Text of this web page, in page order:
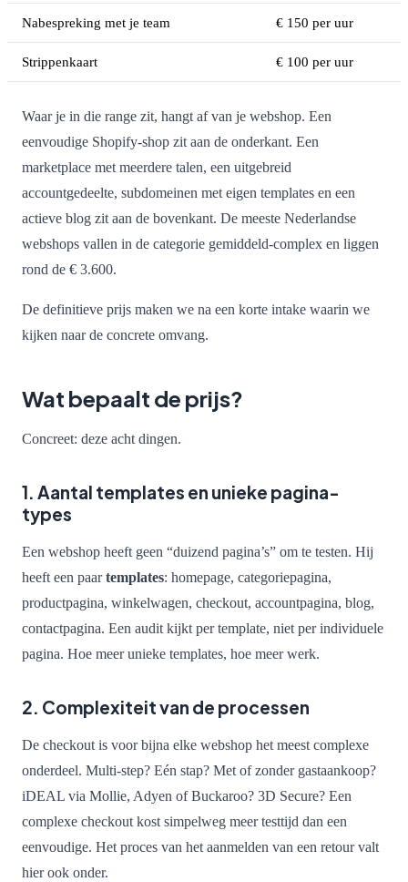
Nabespreking met je team € 150 per uur
Strippenkaart € 100 per uur
Waar je in die range zit, hangt af van je webshop. Een
eenvoudige Shopify-shop zit aan de onderkant. Een
marketplace met meerdere talen, een uitgebreid
accountgedeelte, subdomeinen met eigen templates en een
actieve blog zit aan de bovenkant. De meeste Nederlandse
webshops vallen in de categorie gemiddeld-complex en liggen
rond de € 3.600.
De definitieve prijs maken we na een korte intake waarin we
kijken naar de concrete omvang.
Wat bepaalt de prijs?
Concreet: deze acht dingen.
1. Aantal templates en unieke pagina-
types
Een webshop heeft geen “duizend pagina’s” om te testen. Hij
heeft een paartemplates: homepage, categoriepagina,
productpagina, winkelwagen, checkout, accountpagina, blog,
contactpagina. Een audit kijkt per template, niet per individuele
pagina. Hoe meer unieke templates, hoe meer werk.
2. Complexiteit van de processen
De checkout is voor bijna elke webshop het meest complexe
onderdeel. Multi-step? Eén stap? Met of zonder gastaankoop?
iDEAL via Mollie, Adyen of Buckaroo? 3D Secure? Een
complexe checkout kost simpelweg meer testtijd dan een
eenvoudige. Het proces van het aanmelden van een retour valt
hier ook onder.